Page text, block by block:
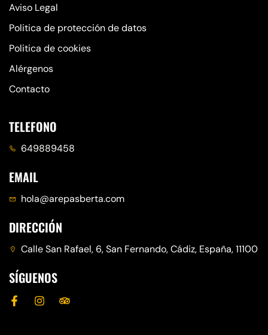
Aviso Legal
Politica de protección de datos
Politica de cookies
Alérgenos
Contacto
TELEFONO
649889458
EMAIL
hola@arepasberta.com
DIRECCIÓN
Calle San Rafael, 6, San Fernando, Cádiz, España, 11100
SÍGUENOS